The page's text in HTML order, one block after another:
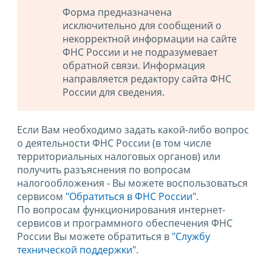
Форма предназначена
исключительно для сообщений о
некорректной информации на сайте
ФНС России и не подразумевает
обратной связи. Информация
направляется редактору сайта ФНС
России для сведения.
Если Вам необходимо задать какой-либо вопрос
о деятельности ФНС России (в том числе
территориальных налоговых органов) или
получить разъяснения по вопросам
налогообложения - Вы можете воспользоваться
сервисом "Обратиться в ФНС России".
По вопросам функционирования интернет-
сервисов и программного обеспечения ФНС
России Вы можете обратиться в "Службу
технической поддержки".